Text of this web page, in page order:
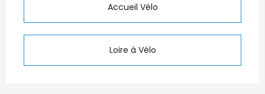
Accueil Vélo
Loire à Vélo